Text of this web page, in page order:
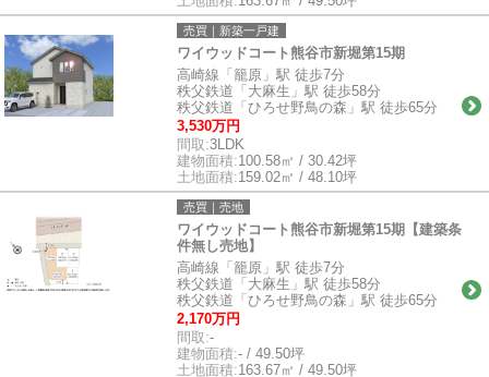
売買｜新築一戸建
ワイウッドコート熊谷市新堀第15期
高崎線「籠原」駅 徒歩7分
秩父鉄道「大麻生」駅 徒歩58分
秩父鉄道「ひろせ野鳥の森」駅 徒歩65分
3,530万円
間取:3LDK
建物面積:100.58㎡ / 30.42坪
土地面積:159.02㎡ / 48.10坪
売買｜売地
ワイウッドコート熊谷市新堀第15期【建築条
件無し売地】
高崎線「籠原」駅 徒歩7分
秩父鉄道「大麻生」駅 徒歩58分
秩父鉄道「ひろせ野鳥の森」駅 徒歩65分
2,170万円
間取:-
建物面積:- / 49.50坪
土地面積:163.67㎡ / 49.50坪